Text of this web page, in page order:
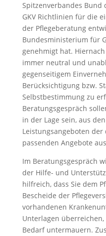
Spitzenverbandes Bund
GKV Richtlinien für die
der Pflegeberatung
Bundesministerium für
genehmigt hat.
immer neutral und
gegenseitigem
Berücksichtigung bzw.
Selbstbestimmung zu
Beratungsgespräch
in der Lage sein, aus
Leistungsangeboten
passenden Angebote
Im Beratungsgespräch
der Hilfe- und
hilfreich, dass Sie dem
Bescheide der
vorhandenen
Unterlagen
Bedarf untermauern.